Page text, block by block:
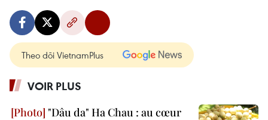
Theo dõi VietnamPlus
VOIR PLUS
"Dâu da" Ha Chau : au cœur